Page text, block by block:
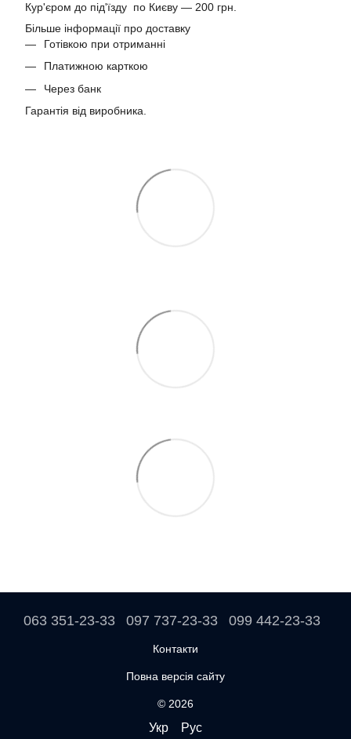
Кур'єром до під'їзду по Києву — 200 грн.
Більше інформації про доставку
Готівкою при отриманні
Платижною карткою
Через банк
Гарантія від виробника.
063 351-23-33 097 737-23-33 099 442-23-33
Контакти
Повна версія сайту
© 2026
Укр Рус